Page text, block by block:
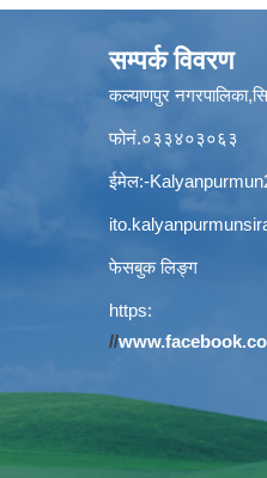
सम्पर्क विवरण
कल्याणपुर
फोनं.०३३४०३०६३
ईमेल:-
फेसबुक लिङ्ग
https:
//